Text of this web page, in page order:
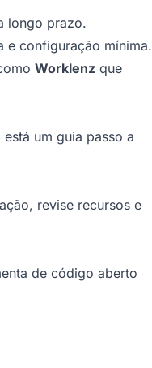
longo prazo.
e configuração mínima.
Worklenz que
um guia passo a
revise recursos e
de código aberto